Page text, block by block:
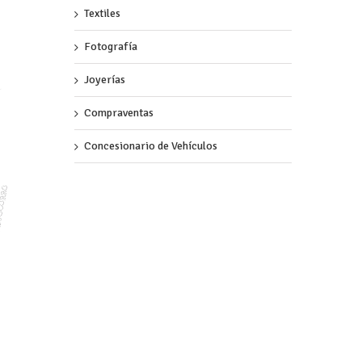
R
R
O
Textiles
Fotografía
Joyerías
Compraventas
Concesionario de Vehículos